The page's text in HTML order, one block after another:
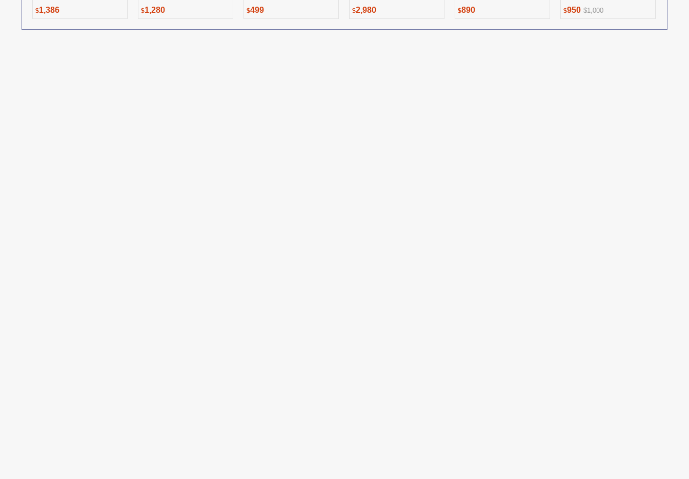
$1,386 $1,280
量箱購）
$499 $2,980 $890 $950 $1,000